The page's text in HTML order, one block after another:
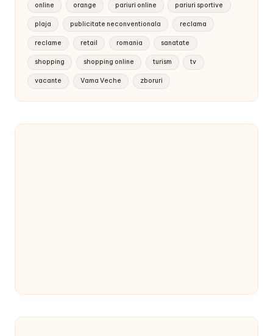
online orange pariuri online pariuri sportive
plaja publicitate neconventionala reclama
reclame retail romania sanatate
shopping shopping online turism tv
vacante Vama Veche zboruri